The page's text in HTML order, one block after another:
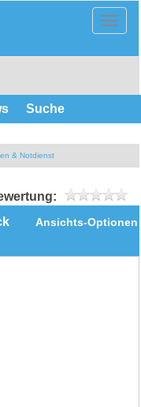
Suche
& Notdienst
Ansichts-Optionen